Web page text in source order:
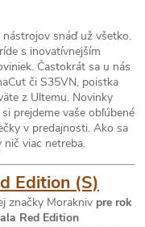
snáď už všetko.
s inovatívnejším
Častokrát sa u nás
či S35VN, poistka
z Ultemu. Novinky
prejdeme vaše obľúbené
v predajnosti. Ako sa
nič viac netreba.
Edition (S)
značky Morakniv pre rok
Red Edition